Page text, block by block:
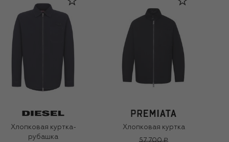
Хлопковая куртка-
рубашка
Хлопковая куртка
57 700 ₽